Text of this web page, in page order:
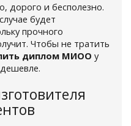
дорого и бесполезно.
будет
прочного
Чтобы не тратить
диплом МИОО у